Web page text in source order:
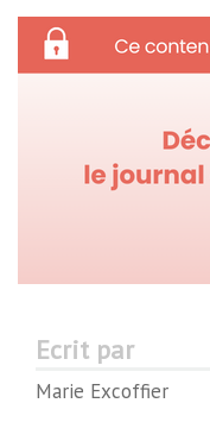
Ecrit par
Marie Excoffier